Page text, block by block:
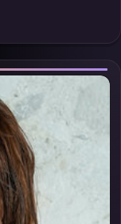
与配乐强化地域气
线看」延展检索